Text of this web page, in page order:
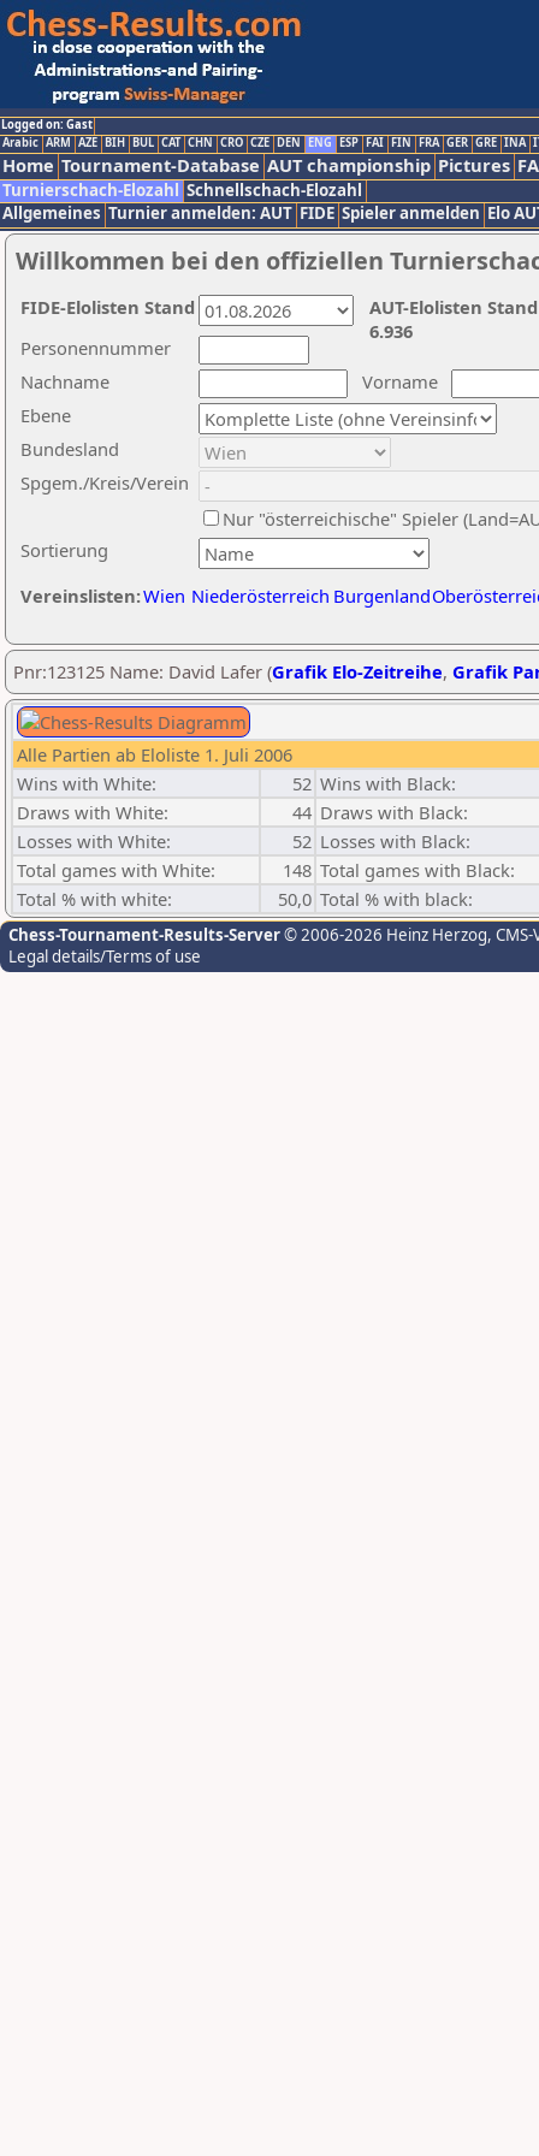
Logged on: Gast
Arabic ARM AZE BIH BUL CAT CHN CRO CZE DEN ENG ESP FAI FIN FRA GER GRE INA
Home Tournament-Database AUT championship Pictures
Turnierschach-Elozahl Schnellschach-Elozahl
Allgemeines Turnier anmelden: AUT FIDE Spieler anmelden Elo
Willkommen bei den offiziellen
Nachname
Vorname
Ebene
Sortierung
Personennummer
Bundesland
Spgem./Kreis/Verein
Nur "österreichische" Spieler
Vereinslisten:Wien Niederösterreich Burgenland
AUT-Elolisten
6.936
FIDE-Elolisten Stand
Pnr:123125 Name: David Lafer (Grafik Elo-Zeitreihe, Grafik
Alle Partien ab Eloliste 1. Juli 2006
Wins with White:
52 Wins with Black:
Draws with White:
44 Draws with Black:
Losses with White:
52 Losses with Black:
Total games with White:
148 Total games with Black:
Total % with white:
50,0 Total % with black:
Chess-Tournament-Results-Server© 2006-2026 Heinz Herzog,
Legal details/Terms of use